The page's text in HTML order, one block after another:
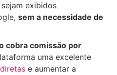
exibidos
sem a necessidade de
cobra comissão por
uma excelente
e aumentar a